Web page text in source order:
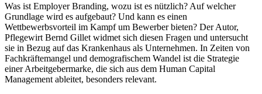
Was ist Employer Branding, wozu ist es nützlich? Auf welcher
Grundlage wird es aufgebaut? Und kann es einen
Wettbewerbsvorteil im Kampf um Bewerber bieten? Der Autor,
Pflegewirt Bernd Gillet widmet sich diesen Fragen und untersucht
sie in Bezug auf das Krankenhaus als Unternehmen. In Zeiten von
Fachkräftemangel und demografischem Wandel ist die Strategie
einer Arbeitgebermarke, die sich aus dem Human Capital
Management ableitet, besonders relevant.